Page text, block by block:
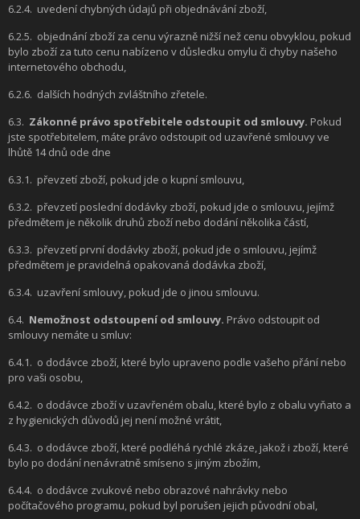
6.2.4. uvedení chybných údajů při objednávání zboží,
6.2.5. objednání zboží za cenu výrazně nižší než cenu obvyklou, pokud
bylo zboží za tuto cenu nabízeno v důsledku omylu či chyby našeho
internetového obchodu,
6.2.6. dalších hodných zvláštního zřetele.
6.3. Zákonné právo spotřebitele odstoupit od smlouvy. Pokud
jste spotřebitelem, máte právo odstoupit od uzavřené smlouvy ve
lhůtě 14 dnů ode dne
6.3.1. převzetí zboží, pokud jde o kupní smlouvu,
6.3.2. převzetí poslední dodávky zboží, pokud jde o smlouvu, jejímž
předmětem je několik druhů zboží nebo dodání několika částí,
6.3.3. převzetí první dodávky zboží, pokud jde o smlouvu, jejímž
předmětem je pravidelná opakovaná dodávka zboží,
6.3.4. uzavření smlouvy, pokud jde o jinou smlouvu.
6.4. Nemožnost odstoupení od smlouvy. Právo odstoupit od
smlouvy nemáte u smluv:
6.4.1. o dodávce zboží, které bylo upraveno podle vašeho přání nebo
pro vaši osobu,
6.4.2. o dodávce zboží v uzavřeném obalu, které bylo z obalu vyňato a
z hygienických důvodů jej není možné vrátit,
6.4.3. o dodávce zboží, které podléhá rychlé zkáze, jakož i zboží, které
bylo po dodání nenávratně smíseno s jiným zbožím,
6.4.4. o dodávce zvukové nebo obrazové nahrávky nebo
počítačového programu, pokud byl porušen jejich původní obal,